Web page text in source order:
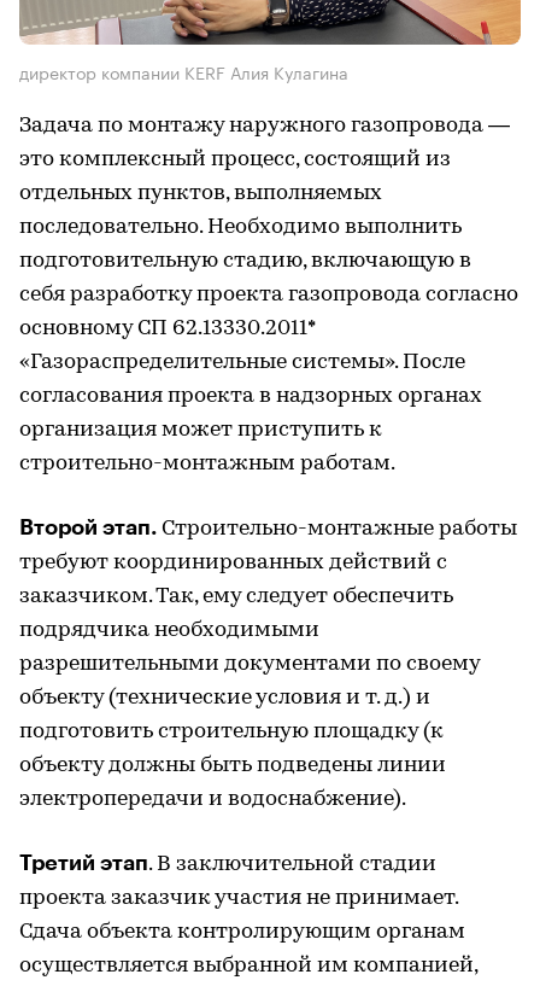
директор компании KERF Алия Кулагина
Задача по монтажу наружного газопровода —
это комплексный процесс, состоящий из
отдельных пунктов, выполняемых
последовательно. Необходимо выполнить
подготовительную стадию, включающую в
себя разработку проекта газопровода согласно
основному СП 62.13330.2011*
«Газораспределительные системы». После
согласования проекта в надзорных органах
организация может приступить к
строительно-монтажным работам.
Второй этап. Строительно-монтажные работы
требуют координированных действий с
заказчиком. Так, ему следует обеспечить
подрядчика необходимыми
разрешительными документами по своему
объекту (технические условия и т. д.) и
подготовить строительную площадку (к
объекту должны быть подведены линии
электропередачи и водоснабжение).
Третий этап. В заключительной стадии
проекта заказчик участия не принимает.
Сдача объекта контролирующим органам
осуществляется выбранной им компанией,